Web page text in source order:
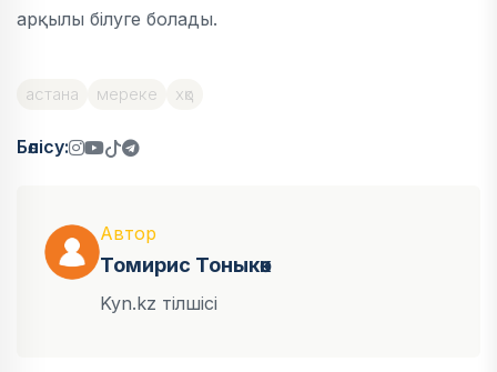
арқылы білуге болады.
астана мереке хқо
Бөлісу:
Автор
Томирис Тоныкөк
Kyn.kz тілшісі